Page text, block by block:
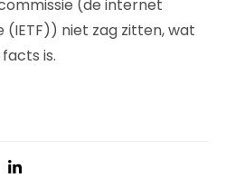
(de internet
(IETF)) niet zag zitten, wat
is.